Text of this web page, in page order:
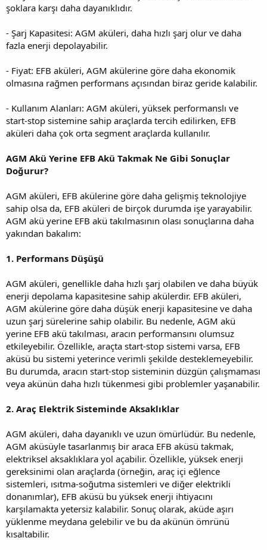
şoklara karşı daha dayanıklıdır.
- Şarj Kapasitesi: AGM aküleri, daha hızlı şarj olur ve daha
fazla enerji depolayabilir.
- Fiyat: EFB aküleri, AGM akülerine göre daha ekonomik
olmasına rağmen performans açısından biraz geride kalabilir.
- Kullanım Alanları: AGM aküleri, yüksek performanslı ve
start-stop sistemine sahip araçlarda tercih edilirken, EFB
aküleri daha çok orta segment araçlarda kullanılır.
AGM Akü Yerine EFB Akü Takmak Ne Gibi Sonuçlar
Doğurur?
AGM aküleri, EFB akülerine göre daha gelişmiş teknolojiye
sahip olsa da, EFB aküleri de birçok durumda işe yarayabilir.
AGM akü yerine EFB akü takılmasının olası sonuçlarına daha
yakından bakalım:
1. Performans Düşüşü
AGM aküleri, genellikle daha hızlı şarj olabilen ve daha büyük
enerji depolama kapasitesine sahip akülerdir. EFB aküleri,
AGM akülerine göre daha düşük enerji kapasitesine ve daha
uzun şarj sürelerine sahip olabilir. Bu nedenle, AGM akü
yerine EFB akü takılması, aracın performansını olumsuz
etkileyebilir. Özellikle, araçta start-stop sistemi varsa, EFB
aküsü bu sistemi yeterince verimli şekilde desteklemeyebilir.
Bu durumda, aracın start-stop sisteminin düzgün çalışmaması
veya akünün daha hızlı tükenmesi gibi problemler yaşanabilir.
2. Araç Elektrik Sisteminde Aksaklıklar
AGM aküleri, daha dayanıklı ve uzun ömürlüdür. Bu nedenle,
AGM aküsüyle tasarlanmış bir araca EFB aküsü takmak,
elektriksel aksaklıklara yol açabilir. Özellikle, yüksek enerji
gereksinimi olan araçlarda (örneğin, araç içi eğlence
sistemleri, ısıtma-soğutma sistemleri ve diğer elektrikli
donanımlar), EFB aküsü bu yüksek enerji ihtiyacını
karşılamakta yetersiz kalabilir. Sonuç olarak, aküde aşırı
yüklenme meydana gelebilir ve bu da akünün ömrünü
kısaltabilir.